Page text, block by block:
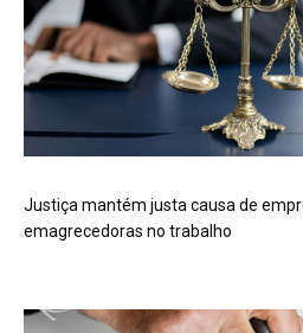
Justiça mantém justa causa de
emagrecedoras no trabalho